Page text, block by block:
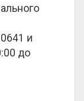
и
до